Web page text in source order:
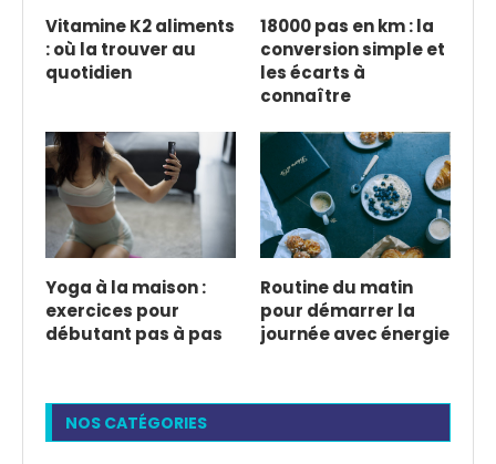
Vitamine K2 aliments
: où la trouver au
quotidien
18000 pas en km : la
conversion simple et
les écarts à
connaître
Yoga à la maison :
exercices pour
débutant pas à pas
Routine du matin
pour démarrer la
journée avec énergie
NOS CATÉGORIES